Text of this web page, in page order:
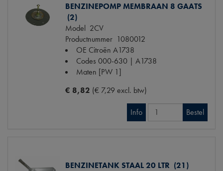
BENZINEPOMP MEMBRAAN 8 GAATS
(2)
Model 2CV
Productnummer 1080012
OE Citroën A1738
Codes 000-630 | A1738
Maten [PW 1]
€ 8,82 (€ 7,29 excl. btw)
Info Bestel
BENZINETANK STAAL 20 LTR (21)